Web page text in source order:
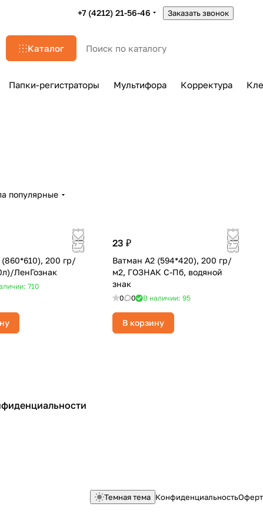
+7 (4212) 21-56-46 Заказать звонок
Каталог
Папки-регистраторы Мультифора Корректура
популярные
200 гр/
ЛенГознак
710
23 ₽
Ватман А2 (594*420), 200 гр/
м2, ГОЗНАК С-Пб, водяной
знак
0 0 В наличии: 95
В корзину
Темная тема Конфиденциальность